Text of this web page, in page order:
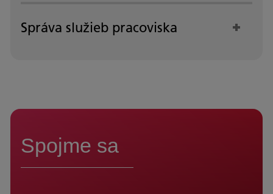
Správa služieb pracoviska
Spojme sa